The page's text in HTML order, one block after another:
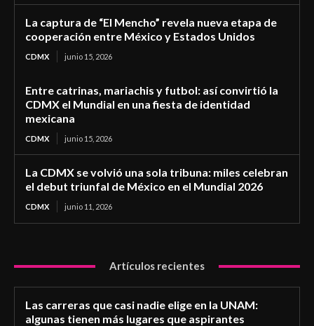
La captura de “El Mencho” revela nueva etapa de
cooperación entre México y Estados Unidos
CDMX junio 15, 2026
Entre catrinas, mariachis y futbol: así convirtió la
CDMX el Mundial en una fiesta de identidad
mexicana
CDMX junio 15, 2026
La CDMX se volvió una sola tribuna: miles celebran
el debut triunfal de México en el Mundial 2026
CDMX junio 11, 2026
Artículos recientes
Las carreras que casi nadie elige en la UNAM:
algunas tienen más lugares que aspirantes